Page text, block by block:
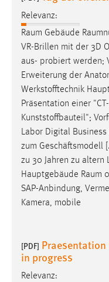
Relevanz:
Raum Gebäude
VR-Brillen mit der 3D
aus- probiert werden;
Erweiterung der
Werkstofftechnik
Präsentation einer
Kunststoffbauteil";
Labor Digital Business
zum Geschäftsmodell
zu 30 Jahren zu altern
Hauptgebäude Raum
SAP-Anbindung,
Kamera, mobile
[PDF]
in progress
Relevanz: